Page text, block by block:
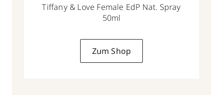
Tiffany & Love Female EdP Nat. Spray
50ml
Zum Shop